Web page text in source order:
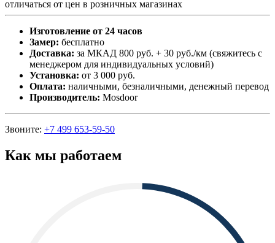
отличаться от цен в розничных магазинах
Изготовление от 24 часов
Замер: бесплатно
Доставка: за МКАД 800 руб. + 30 руб./км (свяжитесь с
менеджером для индивидуальных условий)
Установка: от 3 000 руб.
Оплата: наличными, безналичными, денежный перевод
Производитель: Mosdoor
Звоните: +7 499 653-59-50
Как мы работаем